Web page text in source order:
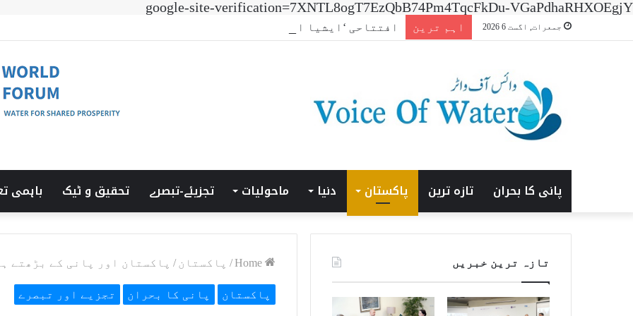
google-site-verification=7XNTL8ogT7EzQbB74Pm4TqcFkDu-VGaPdhaRHXOEgjY
جمعرات, اگست 6 2026 اہم ترین افتتاحی ‘ایشیا انرجی ٹرانزیشن سمٹ’ کی میزبانی LUMS میں ہوئی۔
پانی کا بحران تازہ ترین پاکستان دنیا ماحولیات تجزیئے-تبصرے تحقیق و ٹیک باہمی
/ پاکستان / پاکستان اور پانی کے بڑھتے
پاکستان پانی کا بحران تجزیے اور تبصرے
تازہ ترین خبریں